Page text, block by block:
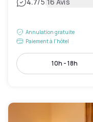
Annulation gratuite
Paiement à l'hôtel
10h - 18h